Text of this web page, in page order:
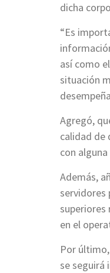
dicha
“Es
así como
situación
Agregó,
calidad de
con
Además,
servidores
superiores
en el
Por
se seguirá